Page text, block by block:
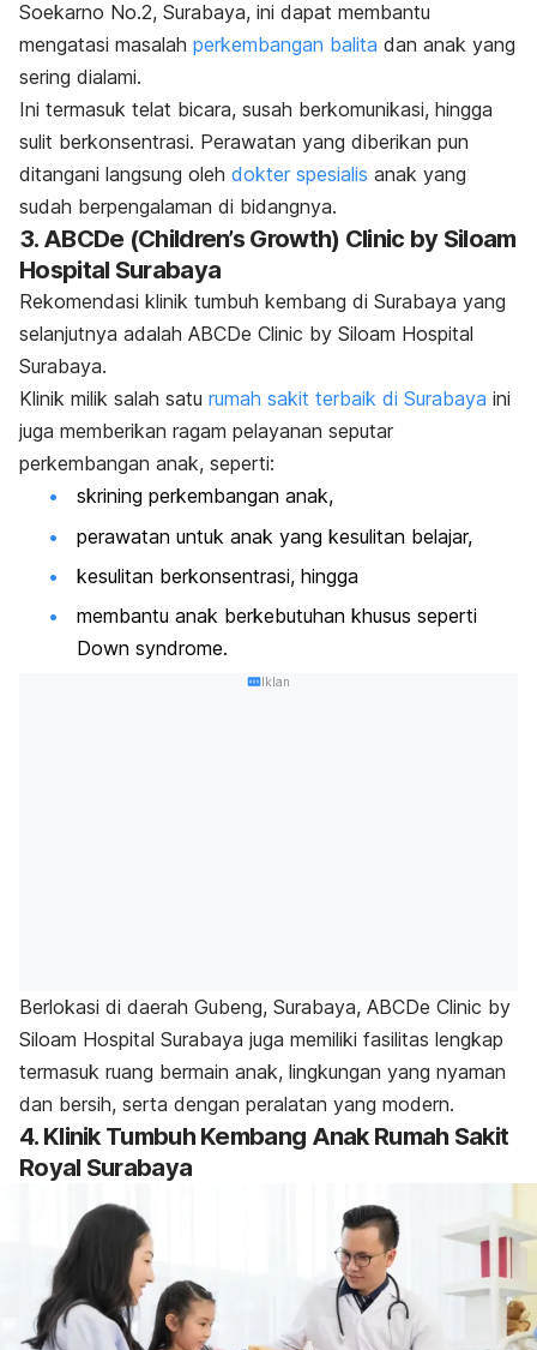
Soekarno No.2, Surabaya, ini dapat membantu
mengatasi masalah perkembangan balita dan anak yang
sering dialami.
Ini termasuk telat bicara, susah berkomunikasi, hingga
sulit berkonsentrasi. Perawatan yang diberikan pun
ditangani langsung oleh dokter spesialis anak yang
sudah berpengalaman di bidangnya.
3. ABCDe (Children’s Growth) Clinic by Siloam
Hospital Surabaya
Rekomendasi klinik tumbuh kembang di Surabaya yang
selanjutnya adalah ABCDe Clinic by Siloam Hospital
Surabaya.
Klinik milik salah satu rumah sakit terbaik di Surabaya ini
juga memberikan ragam pelayanan seputar
perkembangan anak, seperti:
skrining perkembangan anak,
perawatan untuk anak yang kesulitan belajar,
kesulitan berkonsentrasi, hingga
membantu anak berkebutuhan khusus seperti
Down syndrome.
Iklan
Berlokasi di daerah Gubeng, Surabaya, ABCDe Clinic by
Siloam Hospital Surabaya juga memiliki fasilitas lengkap
termasuk ruang bermain anak, lingkungan yang nyaman
dan bersih, serta dengan peralatan yang modern.
4. Klinik Tumbuh Kembang Anak Rumah Sakit
Royal Surabaya